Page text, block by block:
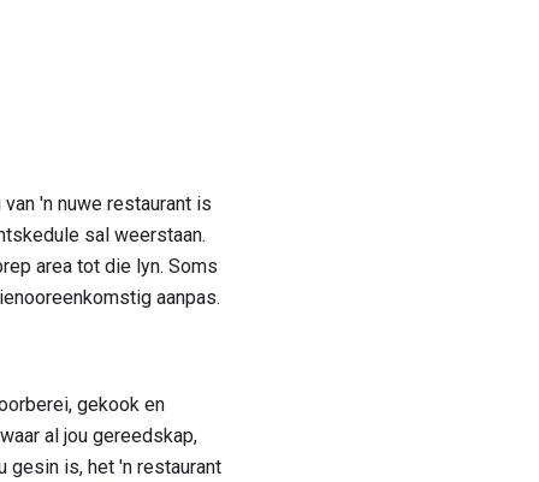
'n nuwe restaurant is
sal weerstaan.
area tot die lyn. Soms
aanpas.
gekook en
al jou gereedskap,
gesin is, het 'n restaurant